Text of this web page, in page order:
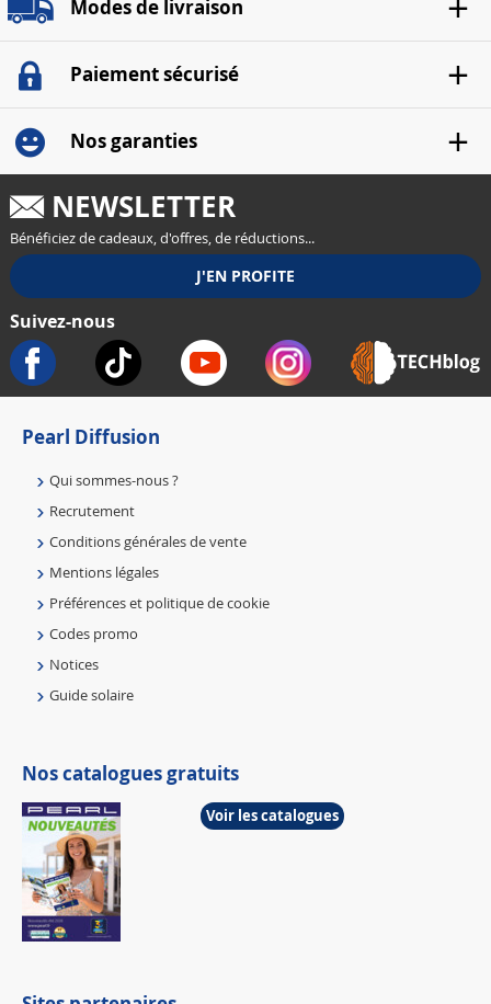
Modes de livraison
Paiement sécurisé
Nos garanties
NEWSLETTER
Bénéficiez de cadeaux, d'offres, de réductions...
Suivez-nous
Pearl Diffusion
Qui sommes-nous ?
Recrutement
Conditions générales de vente
Mentions légales
Préférences et politique de cookie
Codes promo
Notices
Guide solaire
Nos catalogues gratuits
Voir les catalogues